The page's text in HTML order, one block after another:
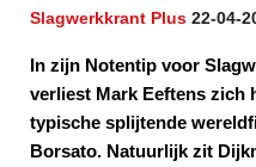
Slagwerkkrant Plus 22-04-
In zijn Notentip voor
verliest Mark Eeftens zich
typische splijtende
Borsato. Natuurlijk zit